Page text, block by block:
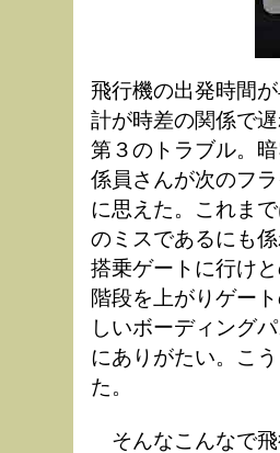
飛行機の出発時間
計が時差の関係で
第３のトラブル。
係員さんが次のフ
に思えた。これま
のミスであるにも
搭乗ゲートに行け
階段を上がりゲー
しいボーディング
にありがたい。こ
た。
そんなこんなで飛